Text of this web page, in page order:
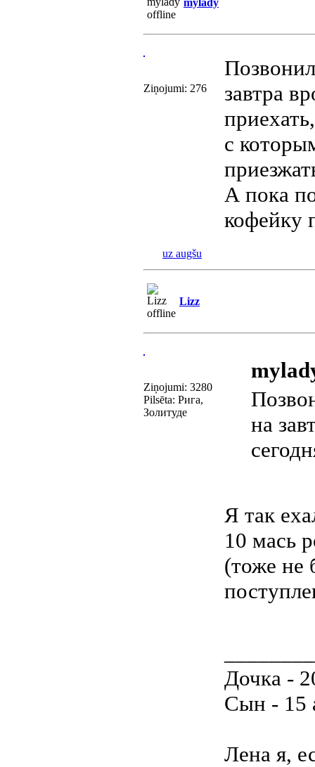
mylady
Ziņojumi: 276
завтра
с
А пока
кофейку
uz augšu
Lizz
Ziņojumi: 3280
Pilsēta: Рига,
Золитуде
на
Я так
10 мась
(тоже не
Дочка -
Сын - 15
Лена я,